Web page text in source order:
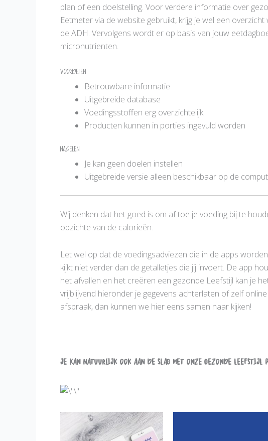
plan of een doelstelling. Voor verdere informatie over
Eetmeter via de website gebruikt, krijg je wel een
de ADH. Vervolgens wordt er op basis van jouw
micronutrienten.
Voordelen
Betrouwbare informatie
Uitgebreide database
Voedingsstoffen erg overzichtelijk
Producten kunnen in porties ingevuld worden
Nadelen
Je kan geen doelen instellen
Uitgebreide versie alleen beschikbaar op de
Wij denken dat het goed is om af toe je voeding bij te
opzichte van de calorieën.
Let wel op dat de voedingsadviezen die in de apps
kijkt niet verder dan de getalletjes die jij invoert. De app
het afvallen en het creëren een gezonde Leefstijl kan je
vrijblijvend hieronder je gegevens achterlaten of zelf
afspraak, dan kunnen we hier eens samen naar kijken!
Je kan natuurlijk ook aan de slag met onze Gezonde Leefstijl